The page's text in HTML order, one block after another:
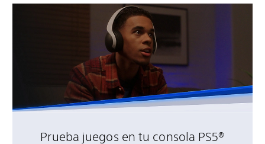
Prueba juegos en tu consola PS5®